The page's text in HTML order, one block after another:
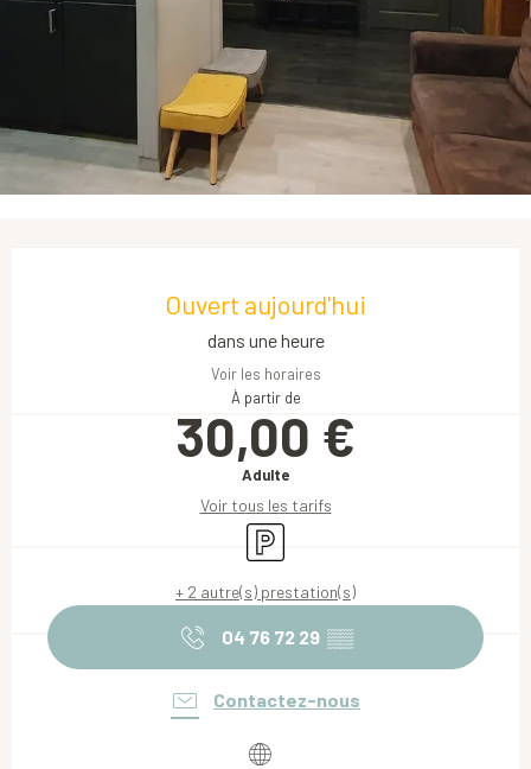
Ouvert aujourd'hui
dans une heure
Voir les horaires
À partir de
30,00 €
Adulte
Voir tous les tarifs
Parking
+ 2 autre(s) prestation(s)
04 76 72 29 ▒▒
Contactez-nous